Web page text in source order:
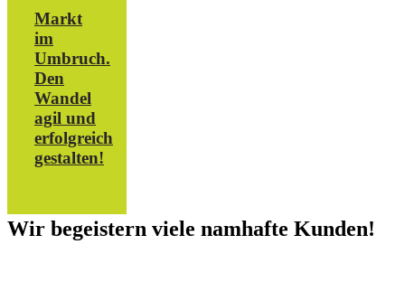
Markt
im
Umbruch.
Den
Wandel
agil und
erfolgreich
gestalten!
Wir begeistern viele namhafte Kunden!